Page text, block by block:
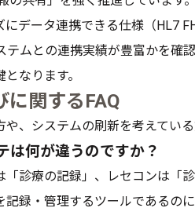
データ連携できる仕様（HL7
テムとの連携実績が豊富かを確
なります。
関するFAQ
や、システムの刷新を考えてい
は何が違うのですか？
診療の記録」、レセコンは「
記録・管理するツールであるの